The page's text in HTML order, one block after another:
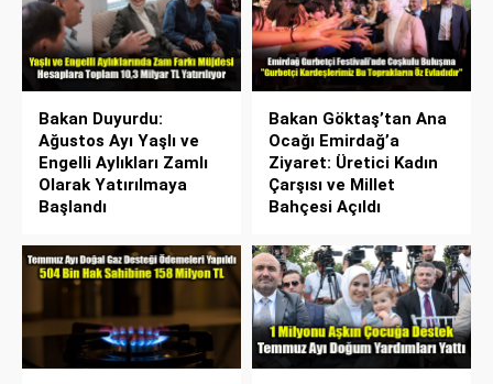
Bakan Duyurdu:
Ağustos Ayı Yaşlı ve
Engelli Aylıkları Zamlı
Olarak Yatırılmaya
Başlandı
Bakan Göktaş’tan Ana
Ocağı Emirdağ’a
Ziyaret: Üretici Kadın
Çarşısı ve Millet
Bahçesi Açıldı